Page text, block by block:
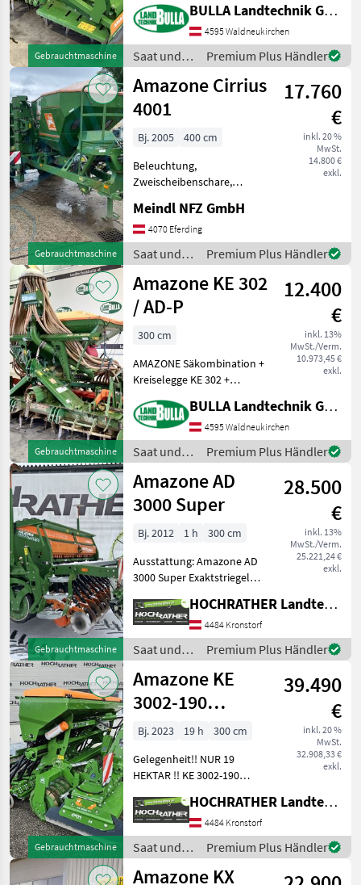
Gebrauchtmaschine
Walterscheid mit
Nockenschaltkupplung +
Keilringwalze 580 mm +
Zinken auf Griff + Plan
BULLA Landtechnik GmbH
4595 Waldneukirchen
Saat und
Pflege /
Amazone
Premium Plus Händler
Gebrauchtmaschine
Amazone Cirrius
4001
17.760
€
inkl. 20 %
MwSt.
14.800 €
exkl.
Bj. 2005
400 cm
Beleuchtung,
Zweischeibenschare,
Zwischenreifenpacker
Arbeitsbreite 4m Baujahr
2005 4439ha Saat und
Pflege Direktsaatgeräte
Meindl NFZ GmbH
4070 Eferding
Saat und
Pflege /
Amazone
Premium Plus Händler
Gebrauchtmaschine
Amazone KE 302
/ AD-P
12.400
€
inkl. 13%
MwSt./Verm.
10.973,45 €
exkl.
300 cm
AMAZONE Säkombination +
Kreiselegge KE 302 +
+ Planierschild hinten +
Gütler Prismenwalze +
pneumatische Sämaschine
+ RoTeC Scheiben
BULLA Landtechnik GmbH
4595 Waldneukirchen
Saat und
Pflege /
Amazone
Premium Plus Händler
Gebrauchtmaschine
Amazone AD
3000 Super
28.500
€
inkl. 13%
MwSt./Verm.
25.221,24 €
exkl.
Bj. 2012 1 h
300 cm
Ausstattung: Amazone AD
3000 Super Exaktstriegel
Control 25 Mechanische
Schardruckverstellung
Kreiselgrubber KX 3000
Gelenkwelle
HOCHRATHER Landtechnik GmbH
4484 Kronstorf
Saat und
Pflege /
Amazone
Premium Plus Händler
Gebrauchtmaschine
Amazone KE
3002-190
Rotamix/Cataya
3000 Spezial
39.490
€
inkl. 20 %
MwSt.
32.908,33 €
exkl.
Bj. 2023 19 h
300 cm
Gelegenheit!! NUR 19
HEKTAR !! KE 3002-190
Spezial ISOBUS 24 Ro TeC
Scharen -Trapezringwalze
500 -
Nockenschaltkupplung
Gelenkwelle -elekt
HOCHRATHER Landtechnik GmbH
4484 Kronstorf
Saat und
Pflege /
Amazone
Premium Plus Händler
Amazone KX